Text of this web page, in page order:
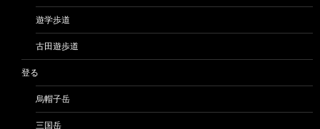
遊学歩道
古田遊歩道
登る
烏帽子岳
三国岳